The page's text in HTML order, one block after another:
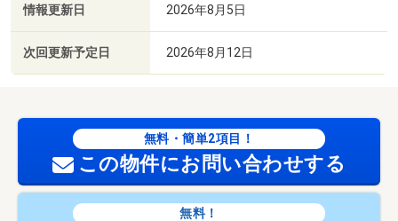
情報更新日 2026年8月5日
次回更新予定日 2026年8月12日
無料・簡単2項目！
この物件にお問い合わせする
無料！